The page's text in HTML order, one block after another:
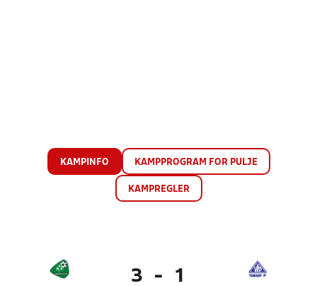
KAMPINFO KAMPPROGRAM FOR PULJE
KAMPREGLER
3 - 1